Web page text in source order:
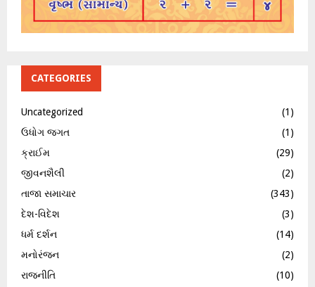
CATEGORIES
Uncategorized
(1)
ઉધોગ જગત
(1)
ક્રાઈમ
(29)
જીવનશૈલી
(2)
તાજા સમાચાર
(343)
દેશ-વિદેશ
(3)
ધર્મ દર્શન
(14)
મનોરંજન
(2)
રાજનીતિ
(10)